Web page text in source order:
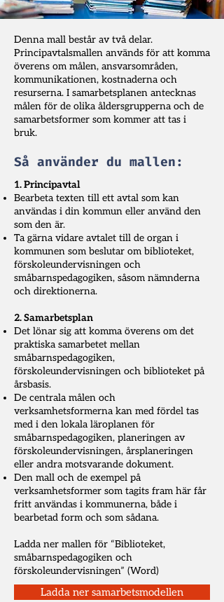
Denna mall består av två delar.
Principavtalsmallen används för att komma
överens om målen, ansvarsområden,
kommunikationen, kostnaderna och
resurserna. I samarbetsplanen antecknas
målen för de olika åldersgrupperna och de
samarbetsformer som kommer att tas i
bruk.
Så använder du mallen:
1. Principavtal
Bearbeta texten till ett avtal som kan
användas i din kommun eller använd den
som den är.
Ta gärna vidare avtalet till de organ i
kommunen som beslutar om biblioteket,
förskoleundervisningen och
småbarnspedagogiken, såsom nämnderna
och direktionerna.
2. Samarbetsplan
Det lönar sig att komma överens om det
praktiska samarbetet mellan
småbarnspedagogiken,
förskoleundervisningen och biblioteket på
årsbasis.
De centrala målen och
verksamhetsformerna kan med fördel tas
med i den lokala läroplanen för
småbarnspedagogiken, planeringen av
förskoleundervisningen, årsplaneringen
eller andra motsvarande dokument.
Den mall och de exempel på
verksamhetsformer som tagits fram här får
fritt användas i kommunerna, både i
bearbetad form och som sådana.
​Ladda ner mallen för “Biblioteket,
småbarnspedagogiken och
förskoleundervisningen” (Word)
Ladda ner samarbetsmodellen